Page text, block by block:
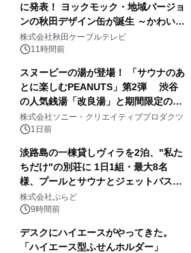
に発表！ ヨックモック・地域バージョ
ンの秋田デザイン缶が誕生 ～かわいい
秋田犬の子犬と秋田の四季と名所を巡
るパッケージ～ 9月1日(火)秋田県内で
株式会社秋田ケーブルテレビ
11時間前
スヌーピーの湯が登場！ 「サウナのあ
とに楽しむPEANUTS」第2弾 渋谷
の人気銭湯「改良湯」と期間限定のコ
ラボレーション サウナイキタイコラ
ボグッズも発売決定！
株式会社ソニー・クリエイティブプロダクツ
1日前
淡路島の一棟貸しヴィラを2泊、"私た
ちだけ"の別荘に 1日1組・最大8名
様、プールとサウナとジェットバス付
きで Villa Mon Temps AWAJIの連泊
素泊りプラン
株式会社ぷらど
9時間前
デスクにハイエースがやってきた。
「ハイエース型ふせんホルダー」